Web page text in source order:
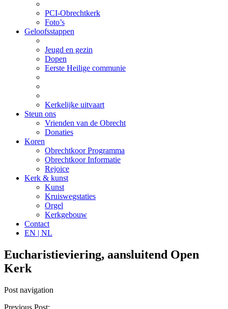
PCI-Obrechtkerk
Foto’s
Geloofsstappen
Jeugd en gezin
Dopen
Eerste Heilige communie
Kerkelijke uitvaart
Steun ons
Vrienden van de Obrecht
Donaties
Koren
Obrechtkoor Programma
Obrechtkoor Informatie
Rejoice
Kerk & kunst
Kunst
Kruiswegstaties
Orgel
Kerkgebouw
Contact
EN | NL
Eucharistieviering, aansluitend Open
Kerk
Post navigation
Previous Post: